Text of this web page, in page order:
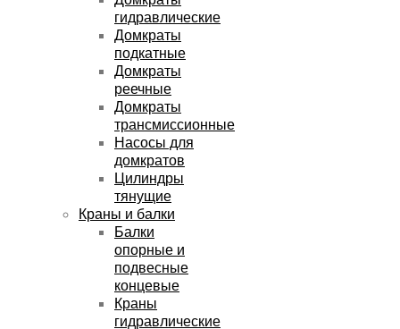
гидравлические
Домкраты
подкатные
Домкраты
реечные
Домкраты
трансмиссионные
Насосы для
домкратов
Цилиндры
тянущие
Краны и балки
Балки
опорные и
подвесные
концевые
Краны
гидравлические